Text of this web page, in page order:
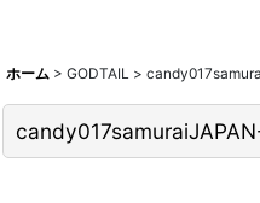
ホーム > GODTAIL >